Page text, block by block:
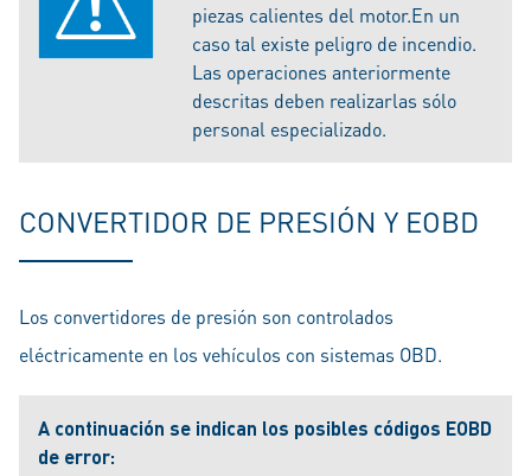
piezas calientes del motor.En un
caso tal existe peligro de incendio.
Las operaciones anteriormente
descritas deben realizarlas sólo
personal especializado.
CONVERTIDOR DE PRESIÓN Y EOBD
Los convertidores de presión son controlados
eléctricamente en los vehículos con sistemas OBD.
A continuación se indican los posibles códigos EOBD
de error: